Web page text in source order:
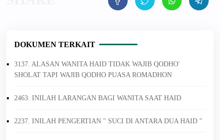
DOKUMEN TERKAIT
3137. ALASAN WANITA HAID TIDAK WAJIB QODHO'
SHOLAT TAPI WAJIB QODHO PUASA ROMADHON
2463. INILAH LARANGAN BAGI WANITA SAAT HAID
2237. INILAH PENGERTIAN " SUCI DI ANTARA DUA HAID "